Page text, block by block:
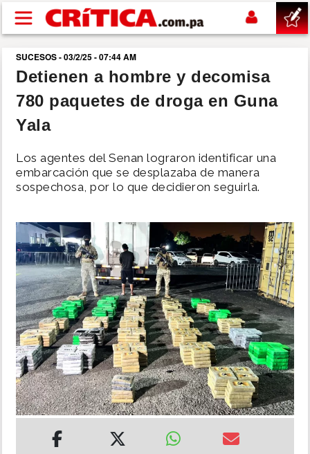
Pasar al contenido principal
buscar
SUCESOS
POLÍTICA
DEPORTES
MUNDO
INSÓLITAS
MULTIMEDIA
IMPRESO
SUCESOS - 03/2/25 - 07:44 AM
Detienen a hombre y decomisa
780 paquetes de droga en Guna
Yala
Los agentes del Senan lograron identificar una
embarcación que se desplazaba de manera
sospechosa, por lo que decidieron seguirla.